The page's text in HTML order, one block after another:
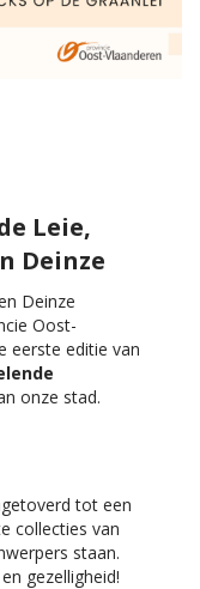
Leie,
Deinze
Deinze
Oost-
eerste editie van
onze stad.
tot een
collecties van
staan.
gezelligheid!